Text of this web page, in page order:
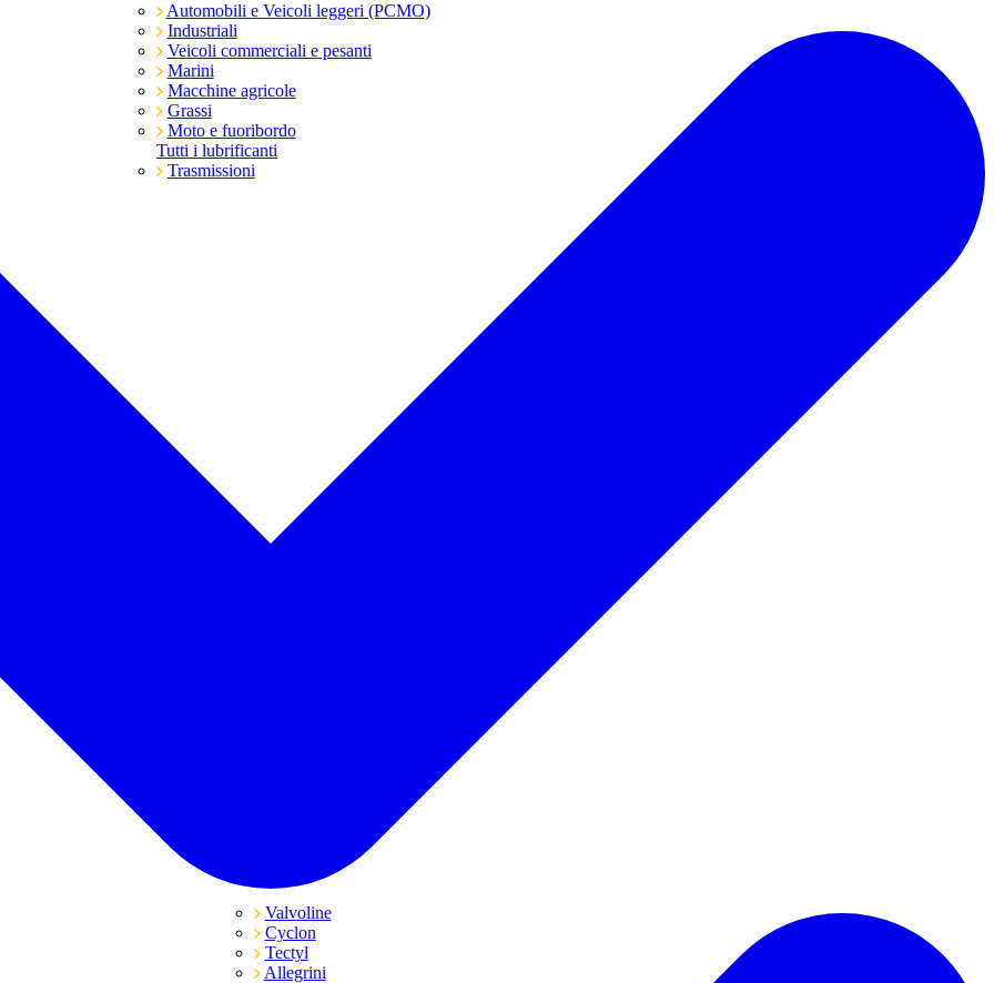
Automobili e Veicoli leggeri (PCMO)
Industriali
Veicoli commerciali e pesanti
Marini
Macchine agricole
Grassi
Moto e fuoribordo
Tutti i lubrificanti
Trasmissioni
Valvoline
Cyclon
Tectyl
Allegrini